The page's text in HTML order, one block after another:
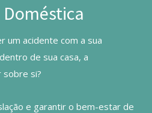
um acidente com a sua
de sua casa, a
sobre si?
e garantir o bem-estar de